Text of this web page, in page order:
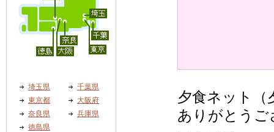
夕食ネット（
ありがとう
埼玉県
千葉県
東京都
大阪府
奈良県
兵庫県
徳島県